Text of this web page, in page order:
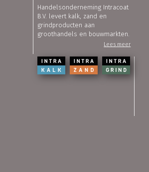
Handelsonderneming Intracoat
B.V. levert kalk, zand en
grindproducten aan
groothandels en bouwmarkten.
Lees meer